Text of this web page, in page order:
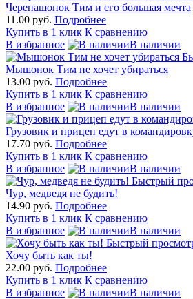
Черепашонок Тим и его большая мечта
11.00 руб. Подробнее
Купить в 1 клик К сравнению
В избранное
В наличии
Мышонок Тим не хочет убираться
13.00 руб. Подробнее
Купить в 1 клик К сравнению
В избранное
В наличии
Грузовик и прицеп едут в
17.70 руб. Подробнее
Купить в 1 клик К сравнению
В избранное
В наличии
Быстрый
Чур, медведя не будить!
14.90 руб. Подробнее
Купить в 1 клик К сравнению
В избранное
В наличии
Быстрый
Хочу быть как ты!
22.00 руб. Подробнее
Купить в 1 клик К сравнению
В избранное
В наличии